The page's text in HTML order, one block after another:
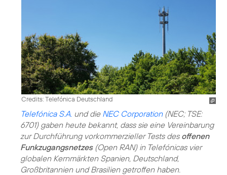
Credits: Telefónica Deutschland
Telefónica S.A. und die NEC Corporation(NEC; TSE:
6701) gaben heute bekannt, dass sie eine Vereinbarung
zur Durchführung vorkommerzieller Tests des offenen
Funkzugangsnetzes(Open RAN) in Telefónicas vier
globalen Kernmärkten Spanien, Deutschland,
Großbritannien und Brasilien getroffen haben.